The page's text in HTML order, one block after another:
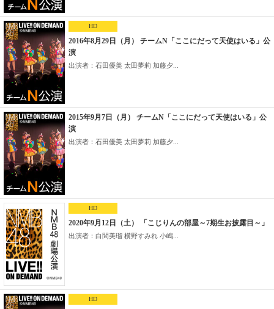
HD
2016年8月29日（月） チームN「ここにだって天使はいる」公
演
出演者：石田優美 太田夢莉 加藤夕...
2015年9月7日（月） チームN「ここにだって天使はいる」公
演
出演者：石田優美 太田夢莉 加藤夕...
HD
2020年9月12日（土） 「こじりんの部屋～7期生お披露目～」
出演者：白間美瑠 横野すみれ 小嶋...
HD